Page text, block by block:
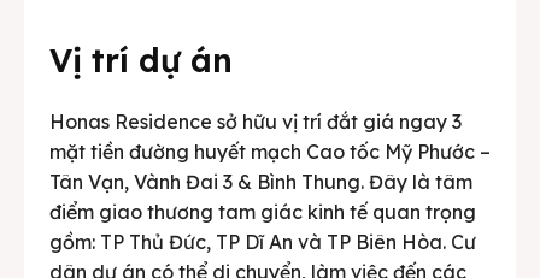
Vị trí dự án
Honas Residence sở hữu vị trí đắt giá ngay 3
mặt tiền đường huyết mạch Cao tốc Mỹ Phước –
Tân Vạn, Vành Đai 3 & Bình Thung. Đây là tâm
điểm giao thương tam giác kinh tế quan trọng
gồm: TP Thủ Đức, TP Dĩ An và TP Biên Hòa. Cư
dân dự án có thể di chuyển, làm việc đến các